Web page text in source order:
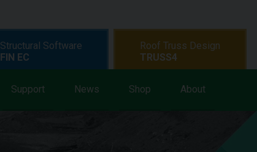
Support News Shop About
Structural Software
FIN EC
Roof Truss Design
TRUSS4